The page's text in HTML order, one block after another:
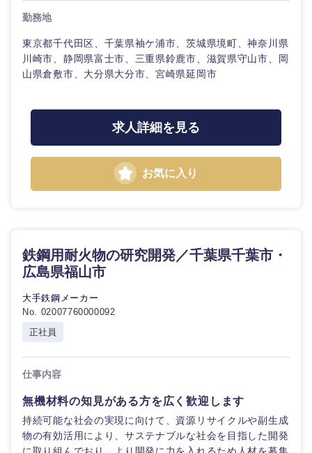
建設・施
事務職
石川県 福井県
勤務地
東京都千代田区、千葉県袖ケ浦市、茨城県境町、神奈川県
川崎市、静岡県富士市、三重県鈴鹿市、滋賀県守山市、岡
山県倉敷市、大分県大分市、宮崎県延岡市
求人詳細を見る
お気に入り
鉄鋼用耐火物の研究開発／千葉県千葉市・
広島県福山市
大手鉄鋼メーカー
No. 02007760000092
正社員
仕事内容
無機材料の知見がある方を広く歓迎します
持続可能な社会の実現に向けて、資源リサイクルや副生成
物の有効活用により、サステナブルな社会を目指した開発